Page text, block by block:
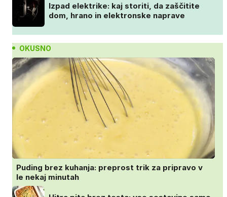
Izpad elektrike: kaj storiti, da zaščitite
dom, hrano in elektronske naprave
OKUSNO
Puding brez kuhanja: preprost trik za pripravo v
le nekaj minutah